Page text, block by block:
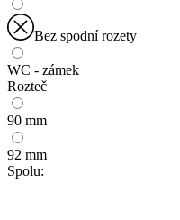
Bez spodní rozety
WC - zámek
Rozteč
90 mm
92 mm
Spolu: